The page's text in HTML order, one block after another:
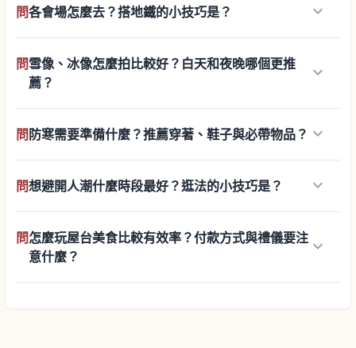
問各會場怎麼去？搭地鐵的小技巧是？ keyboard_arrow_down
問雪像、冰像怎麼拍比較好？白天和夜晚哪個更推
薦？
keyboard_arrow_down
問 防寒需要準備什麼？推薦穿著、鞋子與必帶物品？ keyboard_arrow_down
問想避開人潮什麼時段最好？逛法的小技巧是？ keyboard_arrow_down
問怎麼玩屋台美食比較有效率？付款方式與禮儀要注
意什麼？
keyboard_arrow_down